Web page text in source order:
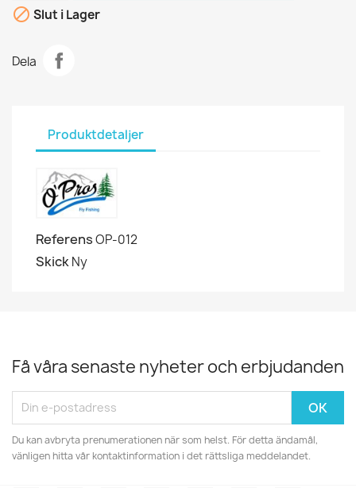
 Slut i Lager
Dela
Produktdetaljer
ReferensOP-012
SkickNy
Få våra senaste nyheter och erbjudanden
Du kan avbryta prenumerationen när som helst. För detta ändamål,
vänligen hitta vår kontaktinformation i det rättsliga meddelandet.